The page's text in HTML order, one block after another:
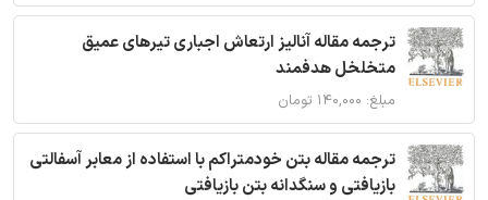
ترجمه مقاله آنالیز ارتعاش اجباری تیرهای عمیق
متخلخل هدفمند
مبلغ: ۱۴۰,۰۰۰ تومان
ترجمه مقاله بتن خودمتراکم با استفاده از معابر آسفالتی
بازیافتی و سنگدانه بتن بازیافتی